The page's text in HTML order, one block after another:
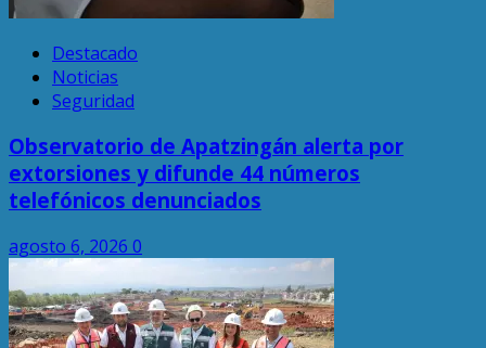
Destacado
Noticias
Seguridad
Observatorio de Apatzingán alerta por
extorsiones y difunde 44 números
telefónicos denunciados
agosto 6, 2026 0